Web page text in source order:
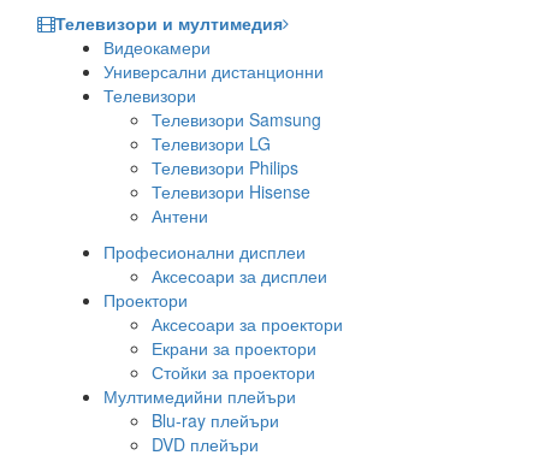
Телевизори и мултимедия
Видеокамери
Универсални дистанционни
Телевизори
Телевизори Samsung
Телевизори LG
Телевизори Philips
Телевизори Hisense
Антени
Професионални дисплеи
Аксесоари за дисплеи
Проектори
Аксесоари за проектори
Екрани за проектори
Стойки за проектори
Мултимедийни плейъри
Blu-ray плейъри
DVD плейъри